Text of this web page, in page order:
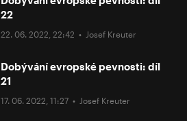
22
22. 06. 2022, 22:42 • Josef Kreuter
Dobývání evropské pevnosti: díl
21
17. 06. 2022, 11:27 • Josef Kreuter